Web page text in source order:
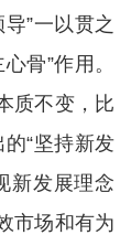
”一以贯之
骨”作用。
质不变，比
的“坚持新发
新发展理念
市场和有为